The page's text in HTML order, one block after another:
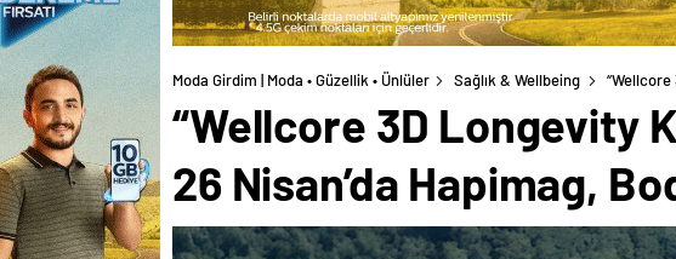
Moda Girdim | Moda • Güzellik • Ünlüler Sağlık & Wellbeing “Wellcore
“Wellcore 3D Longevity
26 Nisan’da Hapimag,